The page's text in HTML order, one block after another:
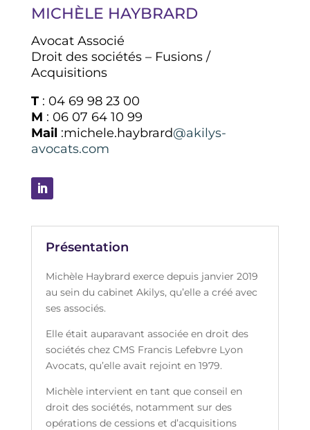
MICHÈLE HAYBRARD
Avocat Associé
Droit des sociétés – Fusions /
Acquisitions
T: 04 69 98 23 00
M : 06 07 64 10 99
Mail:michele.haybrard@akilys-
avocats.com
Présentation
Michèle Haybrard exerce depuis janvier 2019
au sein du cabinet Akilys, qu’elle a créé avec
ses associés.
Elle était auparavant associée en droit des
sociétés chez CMS Francis Lefebvre Lyon
Avocats, qu’elle avait rejoint en 1979.
Michèle intervient en tant que conseil en
droit des sociétés, notamment sur des
opérations de cessions et d’acquisitions